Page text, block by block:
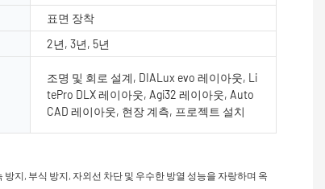
표면 장착
2년, 3년, 5년
조명 및 회로 설계, DIALux evo 레이아웃, Li
tePro DLX 레이아웃, Agi32 레이아웃, Auto
CAD 레이아웃, 현장 계측, 프로젝트 설치
지, 부식 방지, 자외선 차단 및 우수한 방열 성능을 자랑하며 옥